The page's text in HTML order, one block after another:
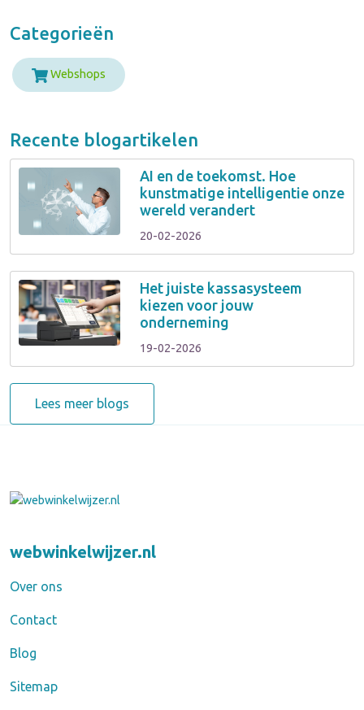
Categorieën
Webshops
Recente blogartikelen
AI en de toekomst. Hoe
kunstmatige intelligentie onze
wereld verandert
20-02-2026
Het juiste kassasysteem
kiezen voor jouw
onderneming
19-02-2026
Lees meer blogs
webwinkelwijzer.nl
Over ons
Contact
Blog
Sitemap